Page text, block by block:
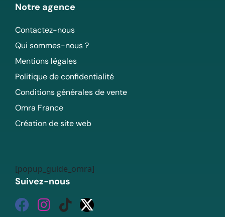
Notre agence
Contactez-nous
Qui sommes-nous ?
Mentions légales
Politique de confidentialité
Conditions générales de vente
Omra France
Création de site web
[popup_guide_omra]
Suivez-nous